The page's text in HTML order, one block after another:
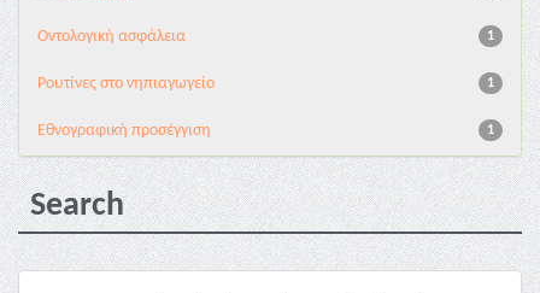
1
Oντολογική ασφάλεια
1
Pουτίνες στο νηπιαγωγείο
1
Εθνογραφική προσέγγιση
Search